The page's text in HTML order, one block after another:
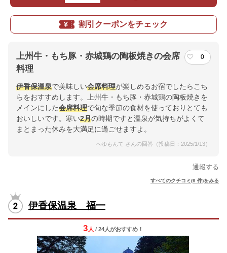
割引クーポンをチェック
上州牛・もち豚・赤城鶏の陶板焼きの会席
料理
0
伊香保温泉で美味しい会席料理が楽しめるお宿でしたらこち
らをおすすめします。上州牛・もち豚・赤城鶏の陶板焼きを
メインにした会席料理で旬な季節の食材を使っておりとても
おいしいです。寒い2月の時期ですと温泉が気持ちがよくて
まとまった休みを大満足に過ごせますよ。
へゆもんて さんの回答（投稿日：2025/1/13）
通報する
すべてのクチコミ(6 件)をみる
伊香保温泉 福一
3 人 / 24人がおすすめ！